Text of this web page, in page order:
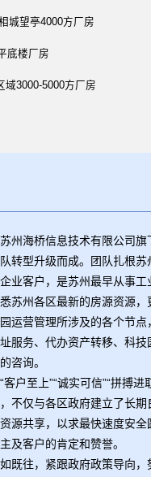
城望亭4000方厂房
底楼厂房
域3000-5000方厂房
海桥信息技术有限公司旗
转型升级而成。团队扎根
业客户，是苏州最早从事工
苏州各区最新的房源资源
运营管理所涉及的各个节
服务、代办资产转移、科
咨询。
至上”“诚实可信”“拼搏进
不仅与各区政府建立了长
源共享，以求最快速度安全
及客户的肯定和赞誉。
往，紧跟政府政策导向，